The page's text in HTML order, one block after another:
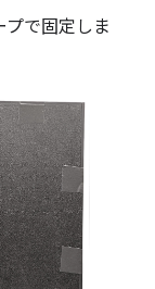
で固定しま